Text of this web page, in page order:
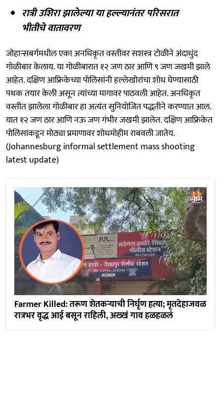
रात्री उशिरा झालेल्या या हल्ल्यानंतर परिसरात
भीतीचे वातावरण
जोहान्सबर्गमधील एका अनधिकृत वस्तीवर सशस्त्र टोळीने अंदाधुंद
गोळीबार केलाय. या गोळीबारात १२ जण ठार आणि ९ जण जखमी झाले
आहेत. दक्षिण आफ्रिकेच्या पोलिसांनी हल्लेखोरांचा शोध घेण्यासाठी
पथक तयार केली असून त्यांच्या मागावर पाठवली आहेत. अनधिकृत
वस्तीत झालेला गोळीबार हा अत्यंत सुनियोजित पद्धतीने करण्यात आल.
यात १२ जण ठार आणि नऊ जण गंभीर जखमी झालेत. दक्षिण आफ्रिकेत
पोलिसांकडून मोठ्या प्रमाणावर शोधमोहीम राबवली जातेय.
(Johannesburg informal settlement mass shooting
latest update)
Farmer Killed: तरूण शेतकऱ्याची निर्घृण हत्या; मृतदेहाजवळ
रात्रभर वृद्ध आई बसून राहिली, अख्खं गाव हळहळलं